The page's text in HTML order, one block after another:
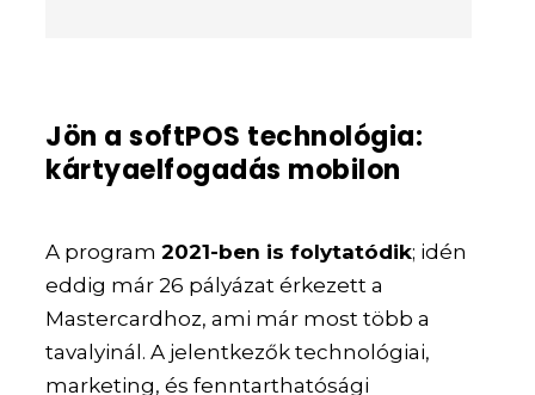
Jön a softPOS technológia:
kártyaelfogadás mobilon
A program2021-ben is folytatódik; idén
eddig már 26 pályázat érkezett a
Mastercardhoz, ami már most több a
tavalyinál. A jelentkezők technológiai,
marketing, és fenntarthatósági